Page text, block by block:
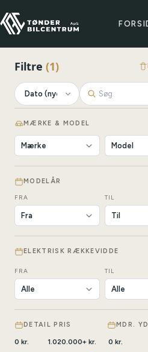
Filtre (1)
MÆRKE & MODEL
MODELÅR
FRA TIL
ELEKTRISK RÆKKEVIDDE
FRA TIL
DETAIL PRIS MDR.
0 kr. 1.020.000+ kr. 0 kr.